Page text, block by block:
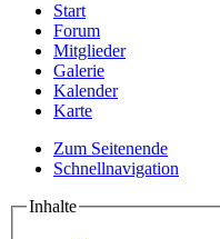
Start
Forum
Mitglieder
Galerie
Kalender
Karte
Zum Seitenende
Schnellnavigation
Inhalte